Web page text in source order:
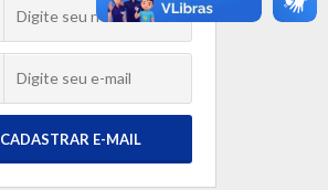
CADASTRAR E-MAIL